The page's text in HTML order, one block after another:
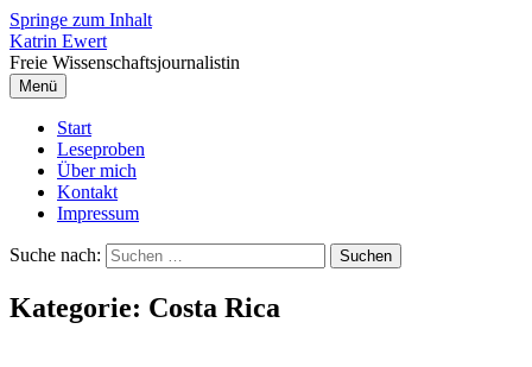
Springe zum Inhalt
Katrin Ewert
Freie Wissenschaftsjournalistin
Menü
Start
Leseproben
Über mich
Kontakt
Impressum
Suche nach:
Kategorie: Costa Rica